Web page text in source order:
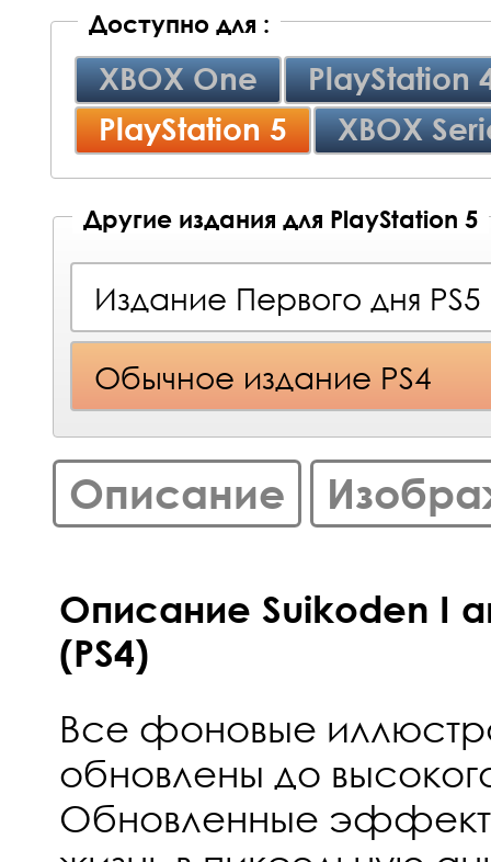
Доступно для :
XBOX One
PlayStation
PlayStation 5
XBOX
Другие издания для PlayStation 5
Издание Первого дня PS5
Обычное издание PS4
Описание
Описание Suikoden I
(PS4)
Все фоновые
обновлены до
Обновленные